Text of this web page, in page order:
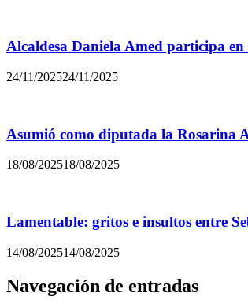
Alcaldesa Daniela Amed participa
24/11/202524/11/2025
Asumió como diputada la Rosarina
18/08/202518/08/2025
Lamentable: gritos e insultos entre
14/08/202514/08/2025
Navegación de entradas